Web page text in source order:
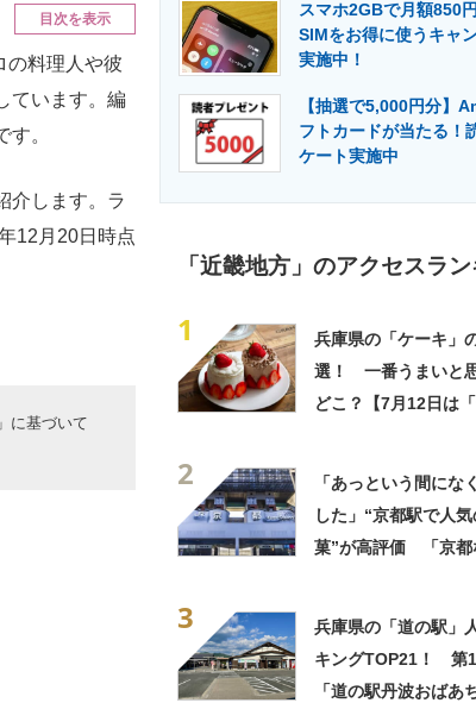
目次を表示
の料理人や彼
ています。編
。
介します。ラ
12月20日時点
」に基づいて
スマホ2GBで月額850
SIMをお得に使うキャ
実施中！
【抽選で5,000円分】
フトカードが当たる！
ケート実施中
「近畿地方」のアクセスラ
1
兵庫県の「ケーキ」
選！ 一番うまいと
どこ？【7月12日は
2
「あっという間にな
した」“京都駅で人
菓”が高評価 「京都
3
兵庫県の「道の駅」
キングTOP21！ 第
「道の駅丹波おばあ